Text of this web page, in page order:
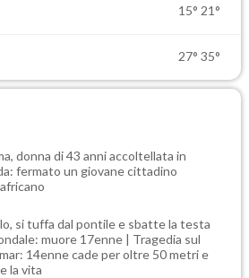
15° 21°
27° 35°
donna di 43 anni accoltellata in
fermato un giovane cittadino
si tuffa dal pontile e sbatte la testa
muore 17enne | Tragedia sul
14enne cade per oltre 50 metri e
la vita